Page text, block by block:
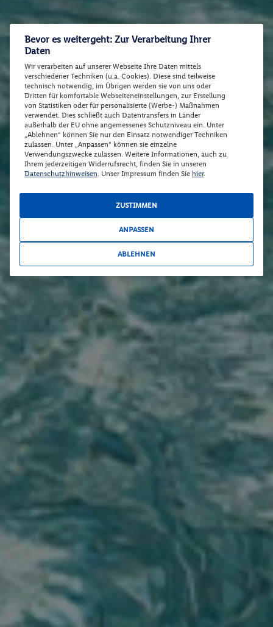
Bevor es weitergeht: Zur Verarbeitung Ihrer
Daten
Wir verarbeiten auf unserer Webseite Ihre Daten mittels
verschiedener Techniken (u.a. Cookies). Diese sind teilweise
technisch notwendig, im Übrigen werden sie von uns oder
Dritten für komfortable Webseiteneinstellungen, zur Erstellung
von Statistiken oder für personalisierte (Werbe-) Maßnahmen
verwendet. Dies schließt auch Datentransfers in Länder
außerhalb der EU ohne angemessenes Schutzniveau ein. Unter
„Ablehnen“ können Sie nur den Einsatz notwendiger Techniken
zulassen. Unter „Anpassen“ können sie einzelne
Verwendungszwecke zulassen. Weitere Informationen, auch zu
Ihrem jederzeitigen Widerrufsrecht, finden Sie in unseren
Datenschutzhinweisen. Unser Impressum finden Sie hier.
ZUSTIMMEN
ANPASSEN
ABLEHNEN